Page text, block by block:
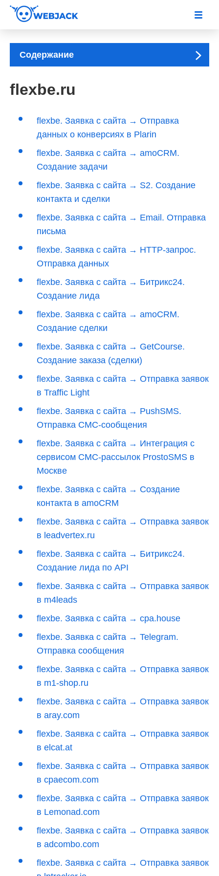
Содержание
flexbe.ru
flexbe. Заявка с сайта → Отправка
данных о конверсиях в Plarin
flexbe. Заявка с сайта → amoCRM.
Создание задачи
flexbe. Заявка с сайта → S2. Создание
контакта и сделки
flexbe. Заявка с сайта → Email. Отправка
письма
flexbe. Заявка с сайта → HTTP-запрос.
Отправка данных
flexbe. Заявка с сайта → Битрикс24.
Создание лида
flexbe. Заявка с сайта → amoCRM.
Создание сделки
flexbe. Заявка с сайта → GetCourse.
Создание заказа (сделки)
flexbe. Заявка с сайта → Отправка заявок
в Traffic Light
flexbe. Заявка с сайта → PushSMS.
Отправка СМС-сообщения
flexbe. Заявка с сайта → Интеграция с
сервисом СМС-рассылок ProstoSMS в
Москве
flexbe. Заявка с сайта → Создание
контакта в amoCRM
flexbe. Заявка с сайта → Отправка заявок
в leadvertex.ru
flexbe. Заявка с сайта → Битрикс24.
Создание лида по API
flexbe. Заявка с сайта → Отправка заявок
в m4leads
flexbe. Заявка с сайта → cpa.house
flexbe. Заявка с сайта → Telegram.
Отправка сообщения
flexbe. Заявка с сайта → Отправка заявок
в m1-shop.ru
flexbe. Заявка с сайта → Отправка заявок
в aray.com
flexbe. Заявка с сайта → Отправка заявок
в elcat.at
flexbe. Заявка с сайта → Отправка заявок
в cpaecom.com
flexbe. Заявка с сайта → Отправка заявок
в Lemonad.com
flexbe. Заявка с сайта → Отправка заявок
в adcombo.com
flexbe. Заявка с сайта → Отправка заявок